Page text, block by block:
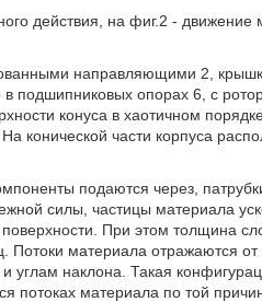
действия, на фиг.2 - движение
направляющими 2,
в подшипниковых опорах 6, с
конуса в хаотичном
конической части корпуса
подаются через,
силы, частицы материала
При этом толщина
Потоки материала отражаются от
углам наклона. Такая
потоках материала по той